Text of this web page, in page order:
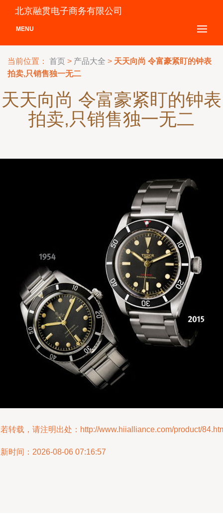
北京融贯电子商务有限公司
MENU
当前位置： 首页 > 产品大全 > 天天向尚 令富豪紧盯的钟表
拍卖,只销售独一无二
天天向尚 令富豪紧盯的钟表
拍卖,只销售独一无二
转载，请注明出处：http://www.hiialliance.com/product/
时间：2026-08-06 07:16:57